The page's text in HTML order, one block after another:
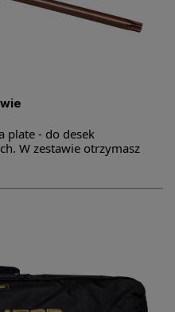
plate - do desek
W zestawie otrzymasz